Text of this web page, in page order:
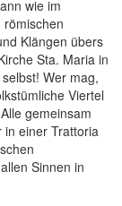
wie im
Klängen übers
Sta. Maria in
Wer mag,
Viertel
gemeinsam
in einer Trattoria
Sinnen in